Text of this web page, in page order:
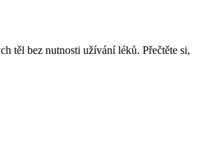
těl bez nutnosti užívání léků. Přečtěte si,